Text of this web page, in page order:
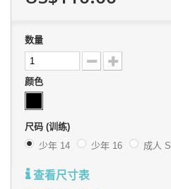
数量
颜色
尺码 (训练)
少年 14
少年 16 成人 S
查看尺寸表